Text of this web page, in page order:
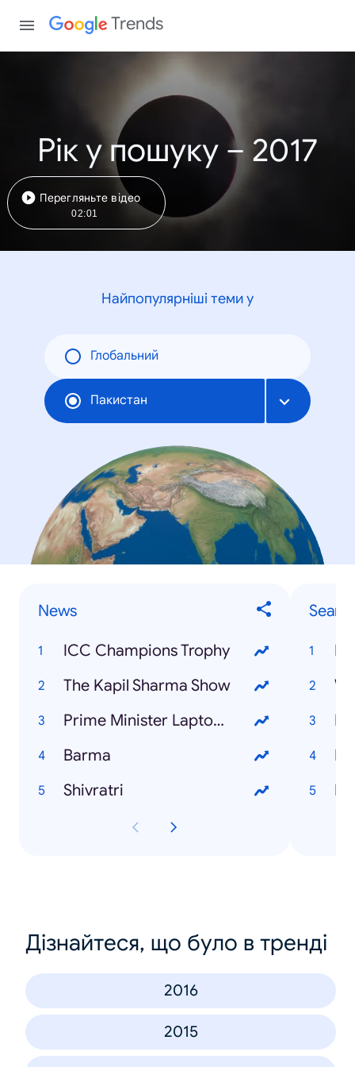
Trends
Рік у пошуку – 2017
Перегляньте відео
02:01
Найпопулярніші теми у
Глобальний
Пакистан
News
ICC Champions Trophy
The Kapil Sharma Show
Prime Minister Laptop Scheme
Barma
Shivratri
Дізнайтеся, що було в тренді
2016
2015